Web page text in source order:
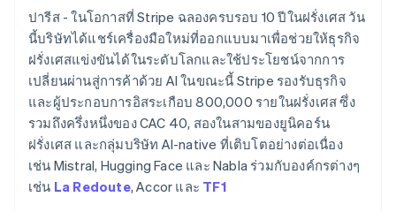
Product roadmap
ดูสิ่งที่กำลังจะมาถึง
Radar
การป้องกันการฉ้อโกง
Atlas
การก่อตั้งบริษัทสตาร์ทอัพ
Climate
การขจัดคาร์บอน
ระบบนิเวศ
พาร์ทเนอร์
Stripe App Marketplace
ปารีส - ในโอกาสที่ Stripe ฉลองครบรอบ 10 ปีในฝรั่งเศส วัน
นี้บริษัทได้แชร์เครื่องมือใหม่ที่ออกแบบมาเพื่อช่วยให้ธุรกิจ
ฝรั่งเศสแข่งขันได้ในระดับโลกและใช้ประโยชน์จากการ
เปลี่ยนผ่านสู่การค้าด้วย AI ในขณะนี้ Stripe รองรับธุรกิจ
และผู้ประกอบการอิสระเกือบ 800,000 รายในฝรั่งเศส ซึ่ง
รวมถึงครึ่งหนึ่งของ CAC 40, สองในสามของยูนิคอร์น
ฝรั่งเศส และกลุ่มบริษัท AI-native ที่เติบโตอย่างต่อเนื่อง
เช่น Mistral, Hugging Face และ Nabla ร่วมกับองค์กรต่างๆ
เช่น La Redoute, Accor และ TF1